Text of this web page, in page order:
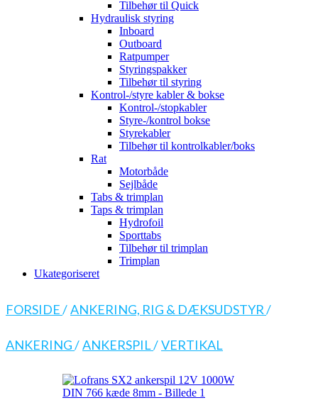
Tilbehør til Quick
Hydraulisk styring
Inboard
Outboard
Ratpumper
Styringspakker
Tilbehør til styring
Kontrol-/styre kabler & bokse
Kontrol-/stopkabler
Styre-/kontrol bokse
Styrekabler
Tilbehør til kontrolkabler/boks
Rat
Motorbåde
Sejlbåde
Tabs & trimplan
Taps & trimplan
Hydrofoil
Sporttabs
Tilbehør til trimplan
Trimplan
Ukategoriseret
FORSIDE/ANKERING, RIG & DÆKSUDSTYR/
ANKERING/ANKERSPIL/VERTIKAL